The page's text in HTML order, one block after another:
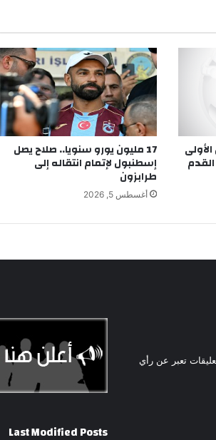
17 مليون يورو سنويا.. صلاح يصل
إسطنبول لإتمام انتقاله إلى
طرابزون
أغسطس 5, 2026
تعبر عن رأي
Last Modified Posts